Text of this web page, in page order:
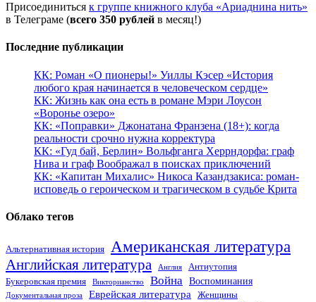
Присоединиться к группе книжного клуба «Ариаднина нить»
в Телеграме (всего 350 рублей в месяц!)
Последние публикации
КК: Роман «О пионеры!» Уиллы Кэсер «История
любого края начинается в человеческом сердце»
КК: Жизнь как она есть в романе Мэри Лоусон
«Воронье озеро»
КК: «Поправки» Джонатана Франзена (18+): когда
реальности срочно нужна корректура
КК: «Гуд бай, Берлин» Вольфганга Херрндорфа: граф
Нива и граф Воображал в поисках приключений
КК: «Капитан Михалис» Никоса Казандзакиса: роман-
исповедь о героическом и трагическом в судьбе Крита
Облако тегов
Альтернативная история Американская литература
Английская литература Англия
Антиутопия
Букеровская премия
Викторианство Война Воспоминания
Документальная проза Еврейская литература
Женщины